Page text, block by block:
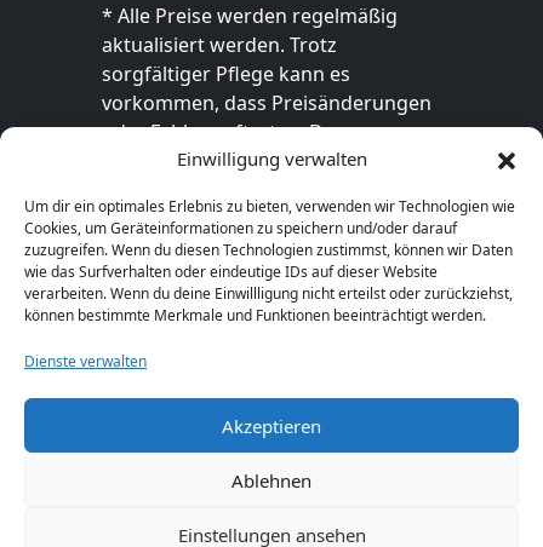
Einwilligung verwalten
Um dir ein optimales Erlebnis zu bieten, verwenden wir Technologien wie
Cookies, um Geräteinformationen zu speichern und/oder darauf
zuzugreifen. Wenn du diesen Technologien zustimmst, können wir Daten
wie das Surfverhalten oder eindeutige IDs auf dieser Website
verarbeiten. Wenn du deine Einwillligung nicht erteilst oder zurückziehst,
können bestimmte Merkmale und Funktionen beeinträchtigt werden.
Dienste verwalten
Akzeptieren
Ablehnen
Einstellungen ansehen
* Alle Preise werden regelmäßig
aktualisiert werden. Trotz
sorgfältiger Pflege kann es
vorkommen, dass Preisänderungen
oder Fehler auftreten. Der
endgültige Preis sowie die
ausschließlich im jeweiligen Online-
Shop des Anbieters verbindlich. Bitte
überprüfe den Preis vor dem Kauf
direkt beim Händler.
© 2026 GeschenkeFinden.com. Alle Rechte
vorbehalten.